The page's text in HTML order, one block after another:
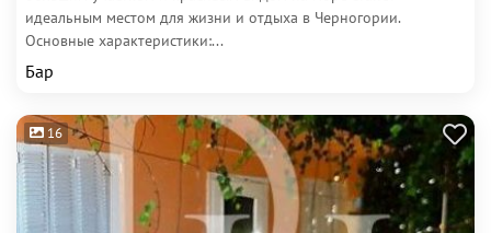
идеальным местом для жизни и отдыха в Черногории.
Основные характеристики:...
Бар
16